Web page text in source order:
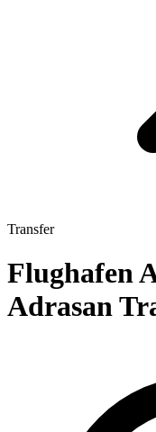
Transfer
Flughafen
Adrasan